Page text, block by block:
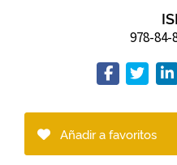
978-84-
Añadir a favoritos